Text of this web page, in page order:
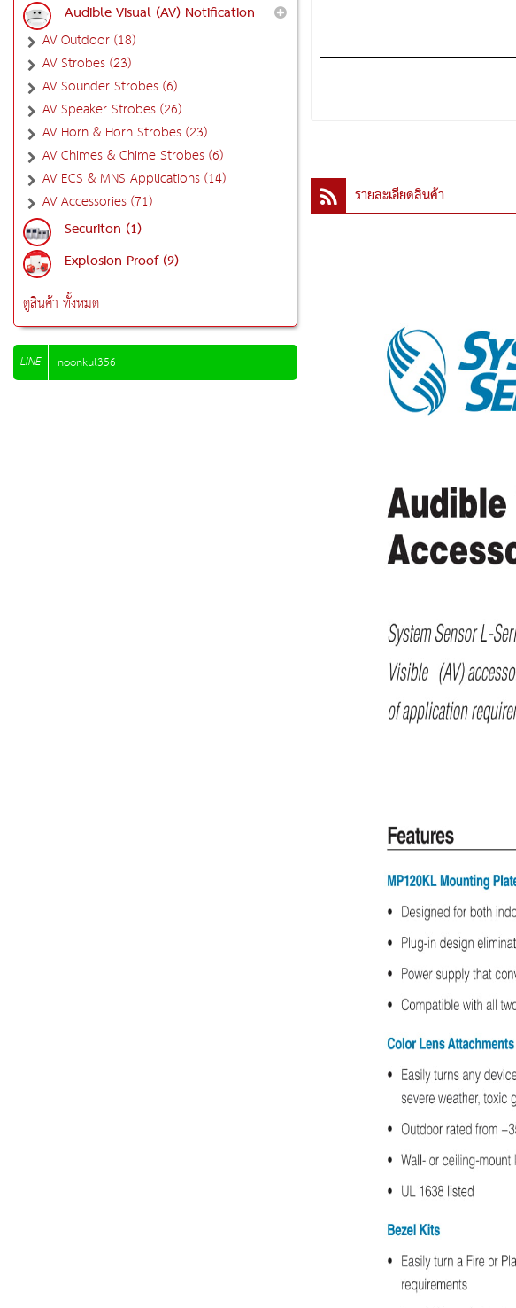
Audible Visual (AV) Notification
AV Outdoor (18)
AV Strobes (23)
AV Sounder Strobes (6)
AV Speaker Strobes (26)
AV Horn & Horn Strobes (23)
AV Chimes & Chime Strobes (6)
AV ECS & MNS Applications (14)
AV Accessories (71)
Securiton (1)
Explosion Proof (9)
ดูสินค้า ทั้งหมด
LINE noonkul356
รายละเอียดสินค้า